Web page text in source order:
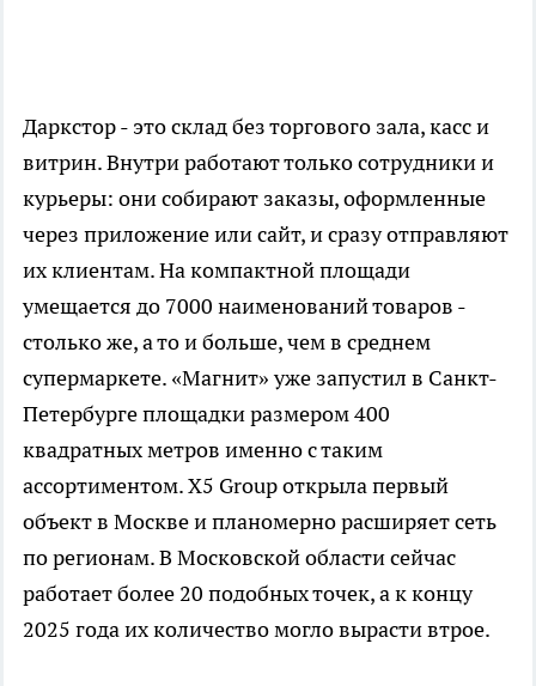
Даркстор - это склад без торгового зала, касс и
витрин. Внутри работают только сотрудники и
курьеры: они собирают заказы, оформленные
через приложение или сайт, и сразу отправляют
их клиентам. На компактной площади
умещается до 7000 наименований товаров -
столько же, а то и больше, чем в среднем
супермаркете. «Магнит» уже запустил в Санкт-
Петербурге площадки размером 400
квадратных метров именно с таким
ассортиментом. X5 Group открыла первый
объект в Москве и планомерно расширяет сеть
по регионам. В Московской области сейчас
работает более 20 подобных точек, а к концу
2025 года их количество могло вырасти втрое.